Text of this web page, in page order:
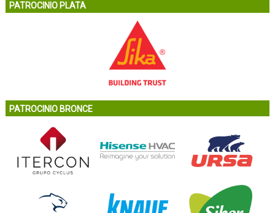
PATROCINIO PLATA
PATROCINIO BRONCE